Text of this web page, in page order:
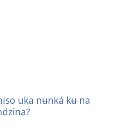
uka nʉnká kʉ na